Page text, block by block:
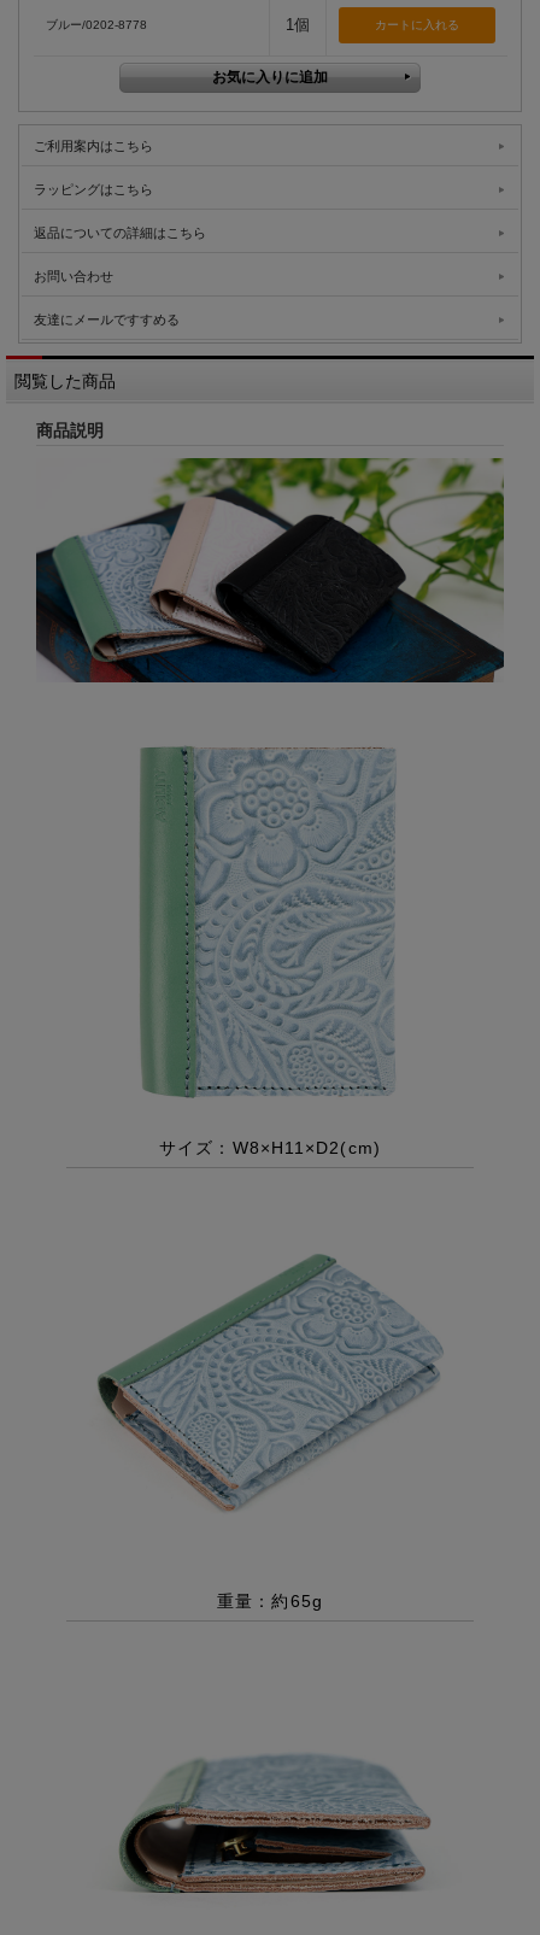
ブルー/0202-8778 1個
ご利用案内はこちら
ラッピングはこちら
返品についての詳細はこちら
お問い合わせ
友達にメールですすめる
閲覧した商品
商品説明